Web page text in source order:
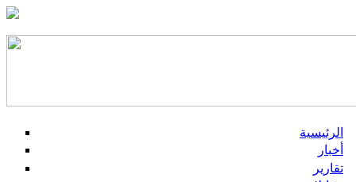
الرئيسية
أخبار
تقارير